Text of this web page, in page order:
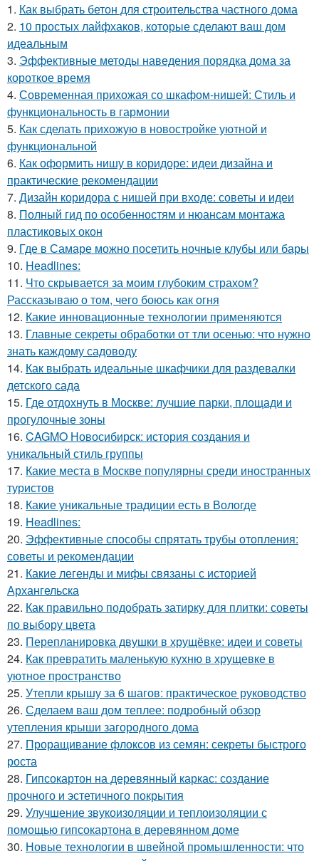
1. Как выбрать бетон для строительства частного дома
2. 10 простых лайфхаков, которые сделают ваш дом
идеальным
3. Эффективные методы наведения порядка дома за
короткое время
4. Современная прихожая со шкафом-нишей: Стиль и
функциональность в гармонии
5. Как сделать прихожую в новостройке уютной и
функциональной
6. Как оформить нишу в коридоре: идеи дизайна и
практические рекомендации
7. Дизайн коридора с нишей при входе: советы и идеи
8. Полный гид по особенностям и нюансам монтажа
пластиковых окон
9. Где в Самаре можно посетить ночные клубы или бары
10. Headlines:
11. Что скрывается за моим глубоким страхом?
Рассказываю о том, чего боюсь как огня
12. Какие инновационные технологии применяются
13. Главные секреты обработки от тли осенью: что нужно
знать каждому садоводу
14. Как выбрать идеальные шкафчики для раздевалки
детского сада
15. Где отдохнуть в Москве: лучшие парки, площади и
прогулочные зоны
16. CAGMO Новосибирск: история создания и
уникальный стиль группы
17. Какие места в Москве популярны среди иностранных
туристов
18. Какие уникальные традиции есть в Вологде
19. Headlines:
20. Эффективные способы спрятать трубы отопления:
советы и рекомендации
21. Какие легенды и мифы связаны с историей
Архангельска
22. Как правильно подобрать затирку для плитки: советы
по выбору цвета
23. Перепланировка двушки в хрущёвке: идеи и советы
24. Как превратить маленькую кухню в хрущевке в
уютное пространство
25. Утепли крышу за 6 шагов: практическое руководство
26. Сделаем ваш дом теплее: подробный обзор
утепления крыши загородного дома
27. Проращивание флоксов из семян: секреты быстрого
роста
28. Гипсокартон на деревянный каркас: создание
прочного и эстетичного покрытия
29. Улучшение звукоизоляции и теплоизоляции с
помощью гипсокартона в деревянном доме
30. Новые технологии в швейной промышленности: что